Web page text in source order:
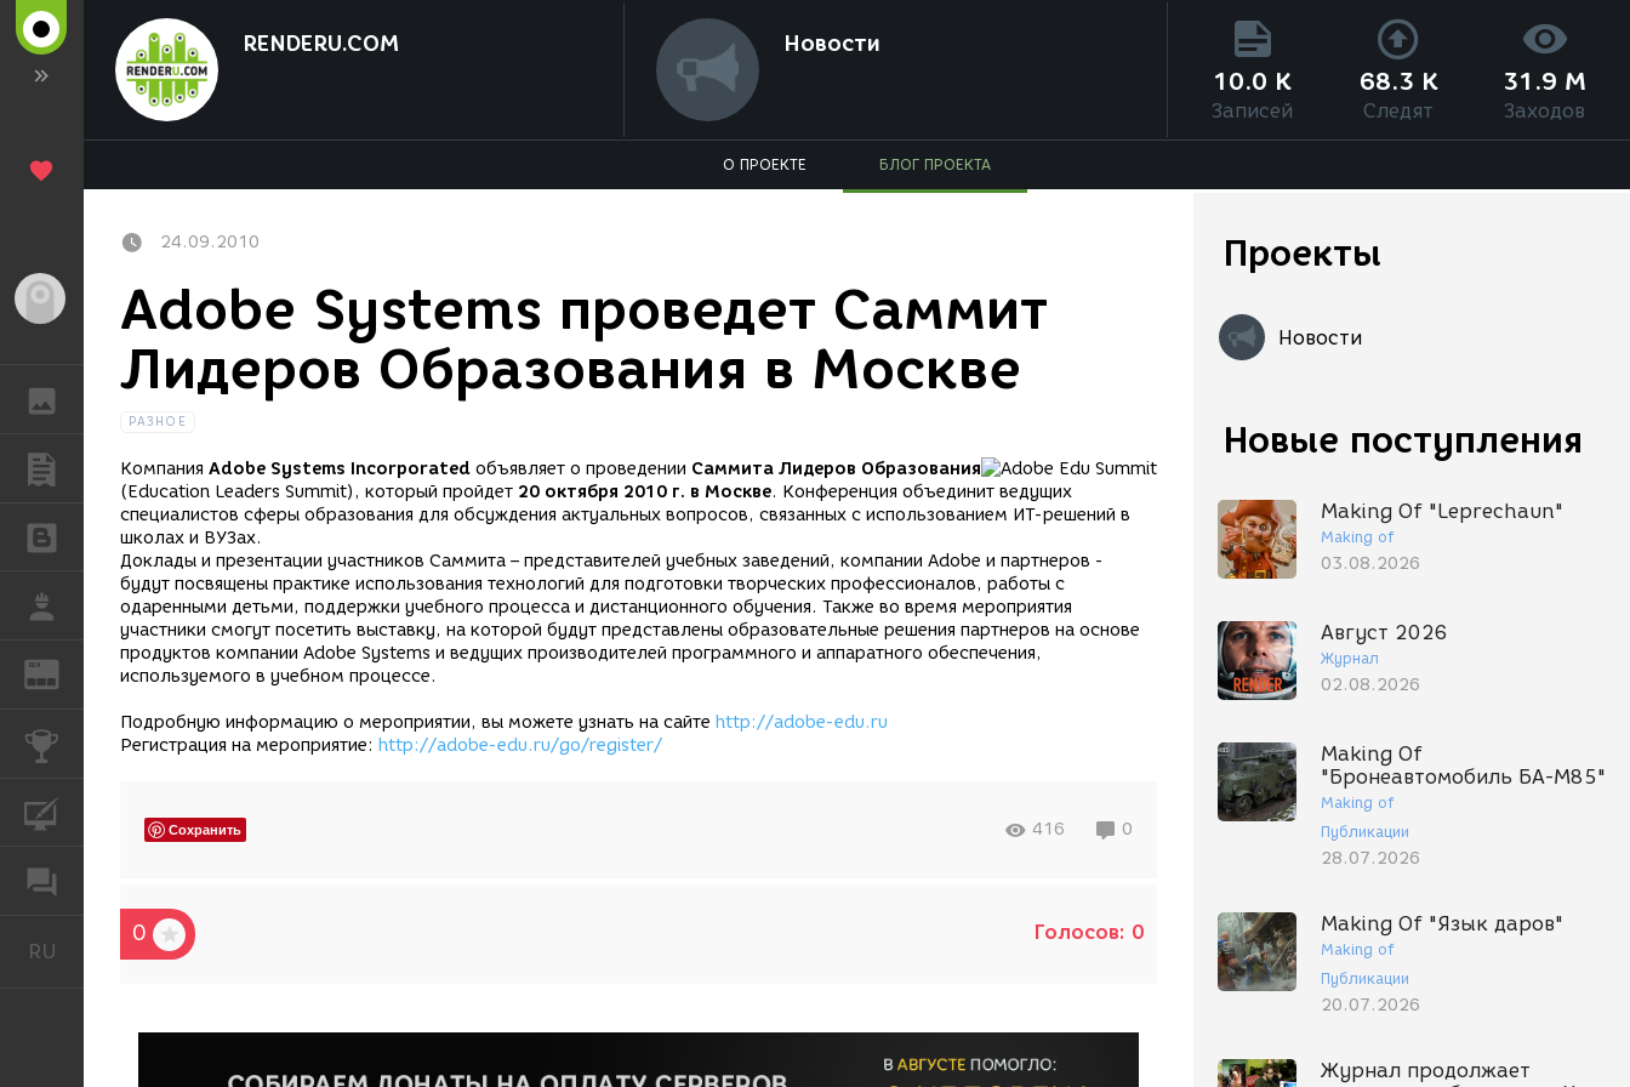
Гость
ПУБЛИКАЦИИ
БЛОГИ
РАБОТА
REN ЖУРНАЛ
КОНКУРСЫ
RU
RENDERU.COM Новости
10.0 K
Записей
68.3 K
Следят
31.9 M
Заходов
О ПРОЕКТЕ БЛОГ ПРОЕКТА
Проекты
Новости
Новые поступления
Making Of "Leprechaun"
Making of
03.08.2026
Август 2026
Журнал
02.08.2026
Making Of
"Бронеавтомобиль БА-М85"
Making of
Публикации
28.07.2026
Making Of "Язык даров"
Making of
Публикации
20.07.2026
Журнал продолжает
24.09.2010
Adobe Systems проведет Саммит
Лидеров Образования в Москве
РАЗНОЕ
Компания Adobe Systems Incorporated объявляет о проведении Саммита Лидеров Образования
(Education Leaders Summit), который пройдет 20 октября 2010 г. в Москве. Конференция объединит ведущих
специалистов сферы образования для обсуждения актуальных вопросов, связанных с использованием ИТ-решений в
школах и ВУЗах.
Доклады и презентации участников Саммита – представителей учебных заведений, компании Adobe и партнеров -
будут посвящены практике использования технологий для подготовки творческих профессионалов, работы с
одаренными детьми, поддержки учебного процесса и дистанционного обучения. Также во время мероприятия
участники смогут посетить выставку, на которой будут представлены образовательные решения партнеров на основе
продуктов компании Adobe Systems и ведущих производителей программного и аппаратного обеспечения,
используемого в учебном процессе.
Подробную информацию о мероприятии, вы можете узнать на сайте http://adobe-edu.ru
Регистрация на мероприятие: http://adobe-edu.ru/go/register/
Сохранить 416 0
0 Голосов: 0